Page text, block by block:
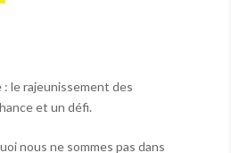
le rajeunissement des
et un défi.
nous ne sommes pas dans